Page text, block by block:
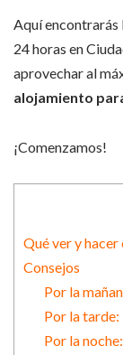
Aquí encontrarás
24 horas en
aprovechar al
alojamiento
¡Comenzamos!
Qué ver y
Consejos
Por la
Por la tarde:
Por la